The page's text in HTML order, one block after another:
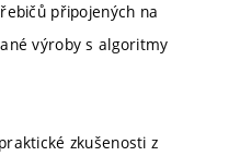
připojených na
výroby s algoritmy
zkušenosti z